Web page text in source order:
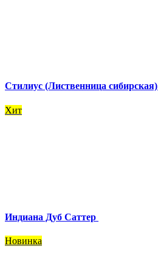
Стилиус (Лиственница сибирская)
Хит
Индиана Дуб Саттер
Новинка